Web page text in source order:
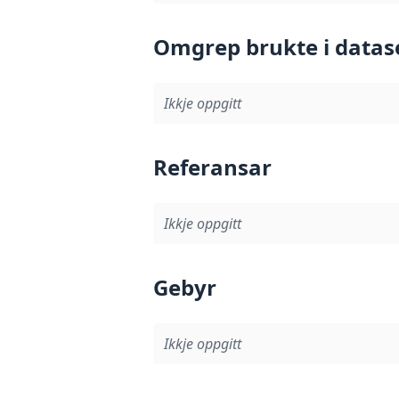
Omgrep brukte i
Ikkje oppgitt
Referansar
Ikkje oppgitt
Gebyr
Ikkje oppgitt